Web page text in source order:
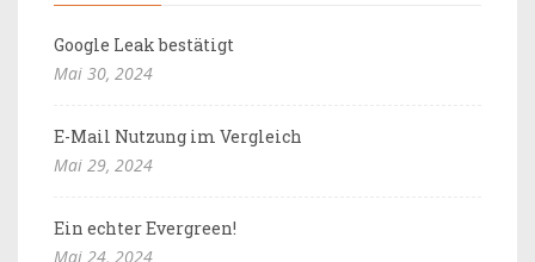
Google Leak bestätigt
Mai 30, 2024
E-Mail Nutzung im Vergleich
Mai 29, 2024
Ein echter Evergreen!
Mai 24, 2024